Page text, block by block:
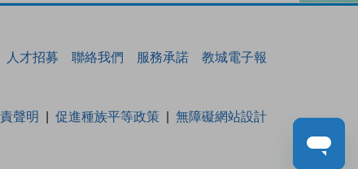
人才招募 聯絡我們 服務承諾 教城電子報
聲明 促進種族平等政策 無障礙網站設計